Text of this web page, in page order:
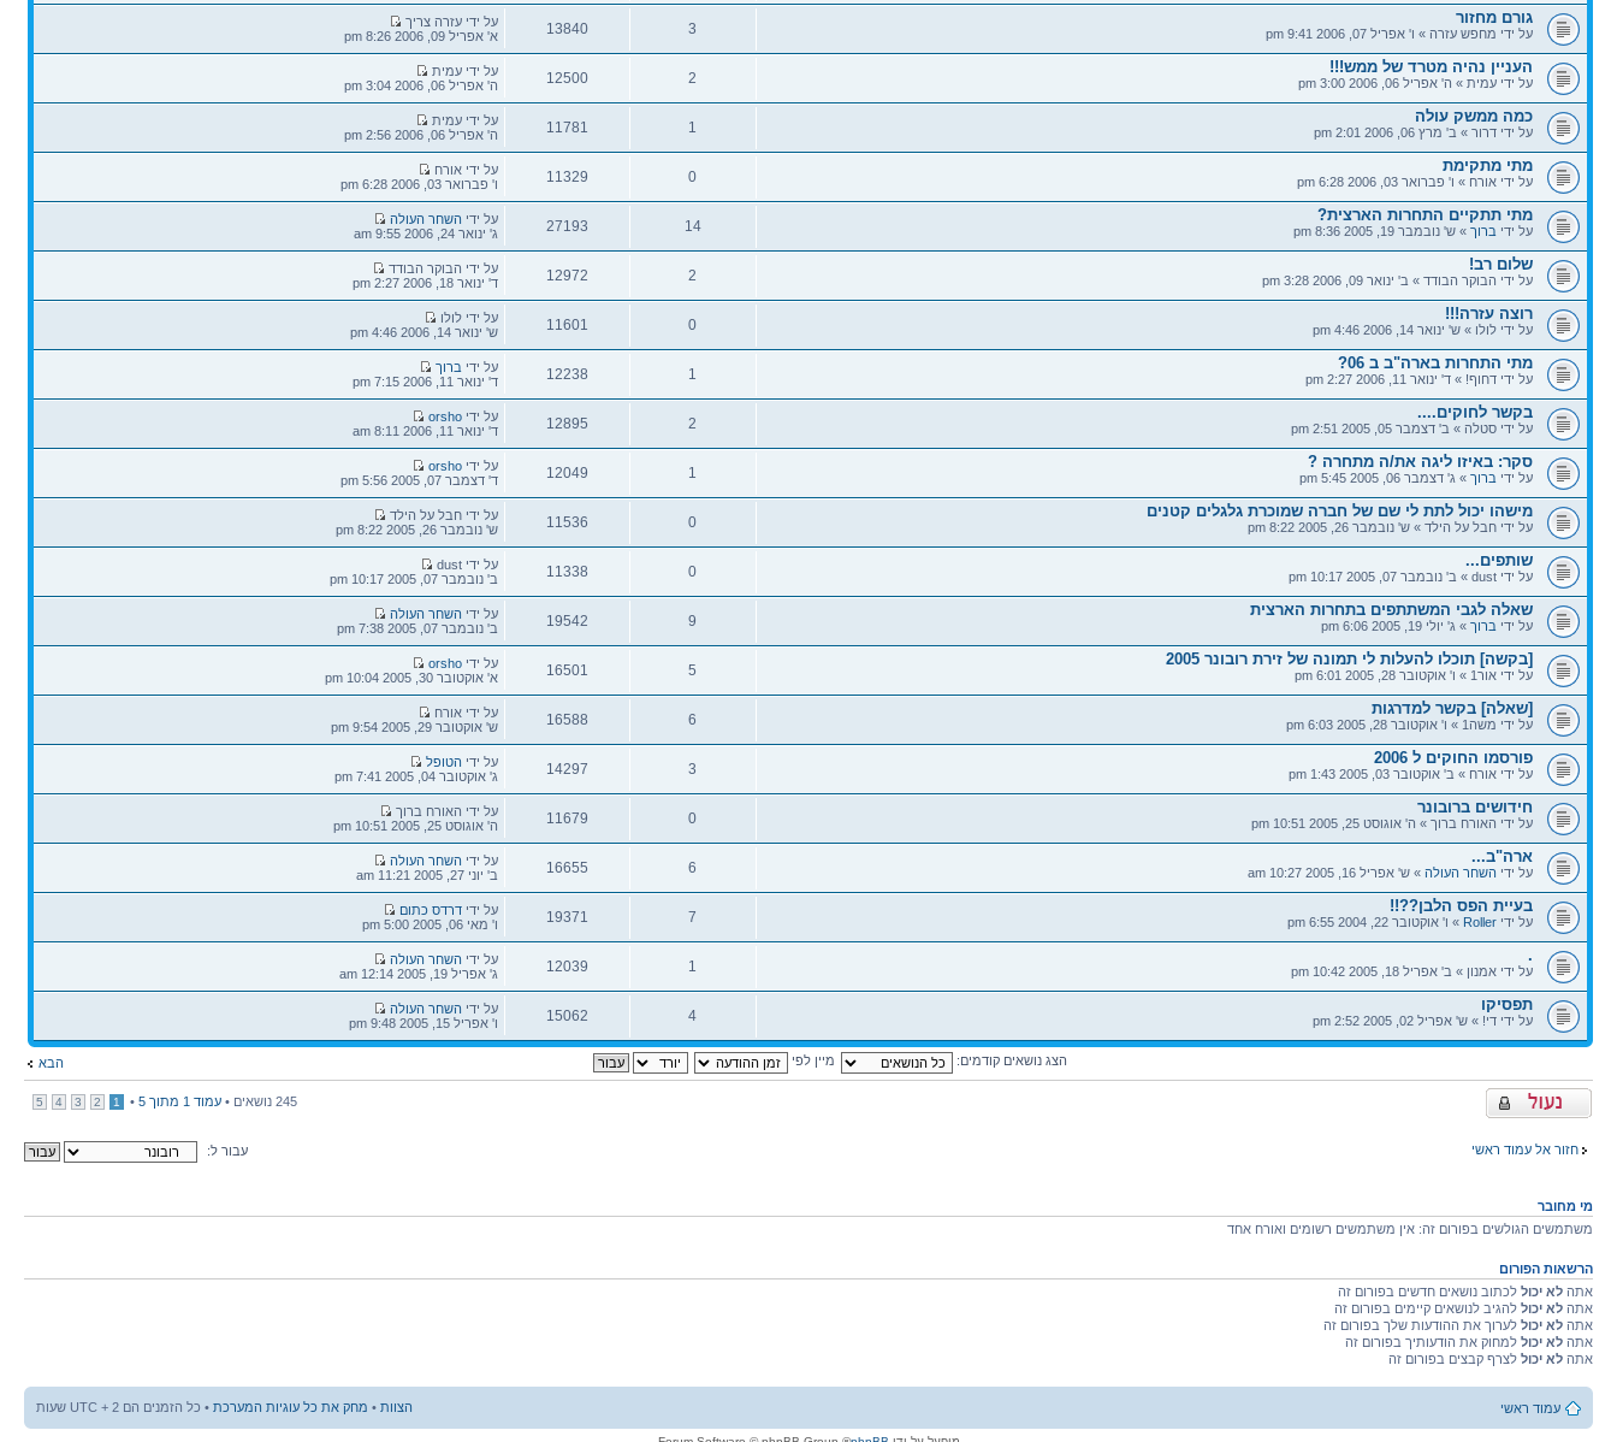
תגובות
צפיות
גורם מחזור
על ידי מחפש עזרה » ו' אפריל 07, 2006 9:41 pm
3
תגובות
13840
צפיות
הודעה
אחרונה
על ידי עזרה צריך
א' אפריל 09, 2006 8:26 pm
העניין נהיה מטרד של ממש!!!
על ידי עמית » ה' אפריל 06, 2006 3:00 pm
2
תגובות
12500
צפיות
הודעה
אחרונה
על ידי עמית
ה' אפריל 06, 2006 3:04 pm
כמה ממשק עולה
על ידי דרור » ב' מרץ 06, 2006 2:01 pm
1
תגובות
11781
צפיות
הודעה
אחרונה
על ידי עמית
ה' אפריל 06, 2006 2:56 pm
מתי מתקימת
על ידי אורח » ו' פברואר 03, 2006 6:28 pm
0
תגובות
11329
צפיות
הודעה
אחרונה
על ידי אורח
ו' פברואר 03, 2006 6:28 pm
מתי תתקיים התחרות הארצית?
על ידי ברוך » ש' נובמבר 19, 2005 8:36 pm
14
תגובות
27193
צפיות
הודעה
אחרונה
על ידי השחר העולה
ג' ינואר 24, 2006 9:55 am
שלום רב!
על ידי הבוקר הבודד » ב' ינואר 09, 2006 3:28 pm
2
תגובות
12972
צפיות
הודעה
אחרונה
על ידי הבוקר הבודד
ד' ינואר 18, 2006 2:27 pm
רוצה עזרה!!!
על ידי לולו » ש' ינואר 14, 2006 4:46 pm
0
תגובות
11601
צפיות
הודעה
אחרונה
על ידי לולו
ש' ינואר 14, 2006 4:46 pm
מתי התחרות בארה"ב ב 06?
על ידי דחוף! » ד' ינואר 11, 2006 2:27 pm
1
תגובות
12238
צפיות
הודעה
אחרונה
על ידי ברוך
ד' ינואר 11, 2006 7:15 pm
בקשר לחוקים....
על ידי סטלה » ב' דצמבר 05, 2005 2:51 pm
2
תגובות
12895
צפיות
הודעה
אחרונה
על ידי orsho
ד' ינואר 11, 2006 8:11 am
סקר: באיזו ליגה את/ה מתחרה ?
על ידי ברוך » ג' דצמבר 06, 2005 5:45 pm
1
תגובות
12049
צפיות
הודעה
אחרונה
על ידי orsho
ד' דצמבר 07, 2005 5:56 pm
מישהו יכול לתת לי שם של חברה שמוכרת גלגלים קטנים
על ידי חבל על הילד » ש' נובמבר 26, 2005 8:22 pm
0
תגובות
11536
צפיות
הודעה
אחרונה
על ידי חבל על הילד
ש' נובמבר 26, 2005 8:22 pm
שותפים...
על ידי dust » ב' נובמבר 07, 2005 10:17 pm
0
תגובות
11338
צפיות
הודעה
אחרונה
על ידי dust
ב' נובמבר 07, 2005 10:17 pm
שאלה לגבי המשתתפים בתחרות הארצית
על ידי ברוך » ג' יולי 19, 2005 6:06 pm
9
תגובות
19542
צפיות
הודעה
אחרונה
על ידי השחר העולה
ב' נובמבר 07, 2005 7:38 pm
[בקשה] תוכלו להעלות לי תמונה של זירת רובונר 2005
על ידי אור1 » ו' אוקטובר 28, 2005 6:01 pm
5
תגובות
16501
צפיות
הודעה
אחרונה
על ידי orsho
א' אוקטובר 30, 2005 10:04 pm
[שאלה] בקשר למדרגות
על ידי משה1 » ו' אוקטובר 28, 2005 6:03 pm
6
תגובות
16588
צפיות
הודעה
אחרונה
על ידי אורח
ש' אוקטובר 29, 2005 9:54 pm
פורסמו החוקים ל 2006
על ידי אורח » ב' אוקטובר 03, 2005 1:43 pm
3
תגובות
14297
צפיות
הודעה
אחרונה
על ידי הטופל
ג' אוקטובר 04, 2005 7:41 pm
חידושים ברובונר
על ידי האורח ברוך » ה' אוגוסט 25, 2005 10:51 pm
0
תגובות
11679
צפיות
הודעה
אחרונה
על ידי האורח ברוך
ה' אוגוסט 25, 2005 10:51 pm
ארה"ב...
על ידי השחר העולה » ש' אפריל 16, 2005 10:27 am
6
תגובות
16655
צפיות
הודעה
אחרונה
על ידי השחר העולה
ב' יוני 27, 2005 11:21 am
בעיית הפס הלבן??!!
על ידי Roller » ו' אוקטובר 22, 2004 6:55 pm
7
תגובות
19371
צפיות
הודעה
אחרונה
על ידי דרדס כתום
ו' מאי 06, 2005 5:00 pm
.
על ידי אמנון » ב' אפריל 18, 2005 10:42 pm
1
תגובות
12039
צפיות
הודעה
אחרונה
על ידי השחר העולה
ג' אפריל 19, 2005 12:14 am
תפסיקו
על ידי די! » ש' אפריל 02, 2005 2:52 pm
4
תגובות
15062
צפיות
הודעה
אחרונה
על ידי השחר העולה
ו' אפריל 15, 2005 9:48 pm
הבא הצג נושאים קודמים: מיין לפי
פורום נעול 245 נושאים • עמוד 1 מתוך 5
•
1
2
3
4
5
חזור אל עמוד ראשי עבור ל:
מי מחובר
משתמשים הגולשים בפורום זה: אין משתמשים רשומים ואורח אחד
הרשאות הפורום
אתה לא יכול לכתוב נושאים חדשים בפורום זה
אתה לא יכול להגיב לנושאים קיימים בפורום זה
אתה לא יכול לערוך את ההודעות שלך בפורום זה
אתה לא יכול למחוק את הודעותיך בפורום זה
אתה לא יכול לצרף קבצים בפורום זה
עמוד ראשי הצוות • מחק את כל עוגיות המערכת • כל הזמנים הם UTC + 2 שעות